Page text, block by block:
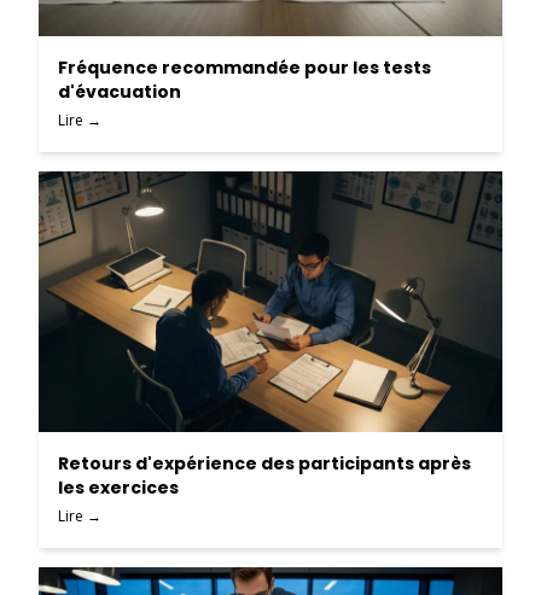
Fréquence recommandée pour les tests
d'évacuation
Lire →
Retours d'expérience des participants après
les exercices
Lire →